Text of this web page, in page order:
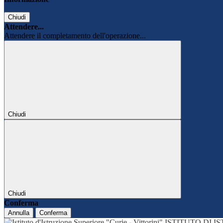
Chiudi
Attendere...
Attendere il completamento dell'operazione...
Chiudi
Chiudi
Conferma
Annulla Conferma